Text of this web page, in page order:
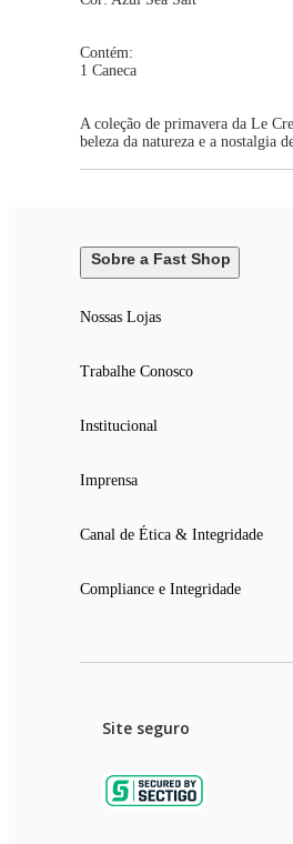
Contém:
1 Caneca
A coleção de primavera da Le
beleza da natureza e a nostalgia
Sobre a Fast Shop
Nossas Lojas
Trabalhe Conosco
Institucional
Imprensa
Canal de Ética & Integridade
Compliance e Integridade
Site seguro